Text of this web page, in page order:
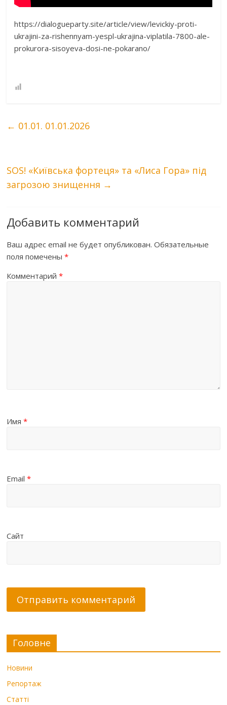
https://dialogueparty.site/article/view/levickiy-proti-
ukrajini-za-rishennyam-yespl-ukrajina-viplatila-7800-ale-
prokurora-sisoyeva-dosi-ne-pokarano/
← 01.01. 01.01.2026
SOS! «Київська фортеця» та «Лиса Гора» під
загрозою знищення →
Добавить комментарий
Ваш адрес email не будет опубликован. Обязательные
поля помечены*
Комментарий*
Имя*
Email*
Сайт
Головне
Новини
Репортаж
Статті